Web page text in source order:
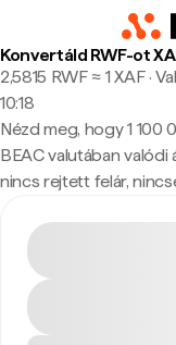
Konvertáld RWF-ot
2,5815 RWF ≈ 1 XAF ·
10:18
Nézd meg, hogy 1 100
BEAC valutában
nincs rejtett felár,